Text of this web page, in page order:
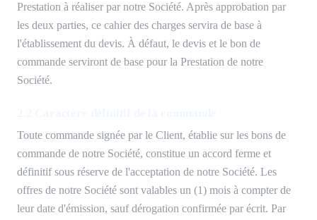
Prestation à réaliser par notre Société. Après approbation par
les deux parties, ce cahier des charges servira de base à
l'établissement du devis. À défaut, le devis et le bon de
commande serviront de base pour la Prestation de notre
Société.
Toute commande signée par le Client, établie sur les bons de
commande de notre Société, constitue un accord ferme et
définitif sous réserve de l'acceptation de notre Société. Les
offres de notre Société sont valables un (1) mois à compter de
leur date d'émission, sauf dérogation confirmée par écrit. Par